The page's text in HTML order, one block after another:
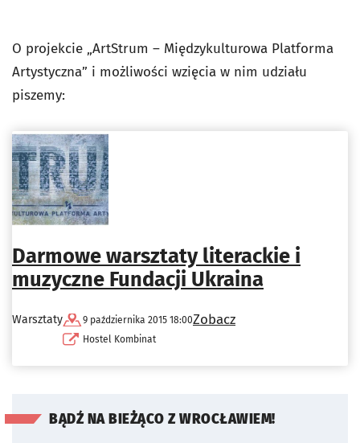
O projekcie „ArtStrum – Międzykulturowa Platforma
Artystyczna” i możliwości wzięcia w nim udziału
piszemy:
Darmowe warsztaty literackie i
muzyczne Fundacji Ukraina
Warsztaty
9 października 2015 18:00
Hostel Kombinat
Zobacz
BĄDŹ NA BIEŻĄCO Z WROCŁAWIEM!